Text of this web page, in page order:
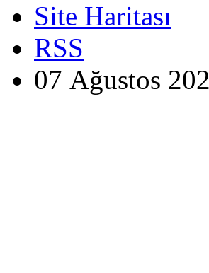
Site Haritası
RSS
07 Ağustos